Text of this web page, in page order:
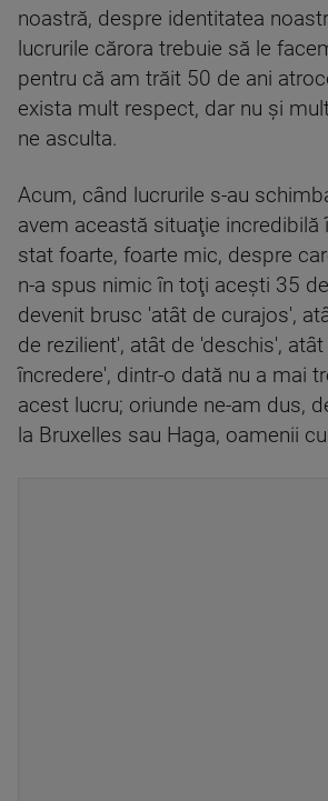
noastră, despre identitatea
lucrurile cărora trebuie să le
pentru că am trăit 50 de ani
exista mult respect, dar nu şi
ne asculta.
Acum, când lucrurile s-au
avem această situaţie incredibilă
stat foarte, foarte mic, despre
n-a spus nimic în toţi aceşti 35
devenit brusc 'atât de curajos',
de rezilient', atât de 'deschis',
încredere', dintr-o dată nu a mai
acest lucru; oriunde ne-am dus,
la Bruxelles sau Haga, oamenii